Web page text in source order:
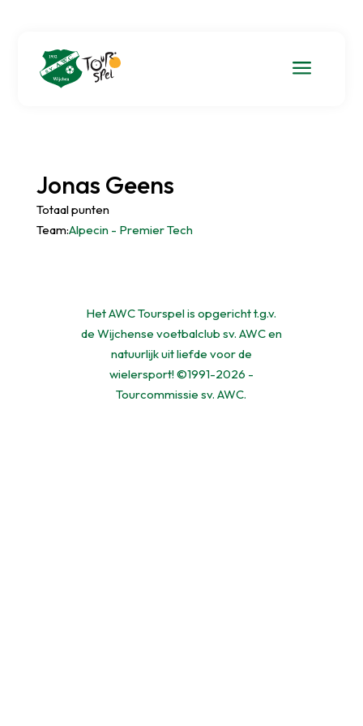
a
Jonas Geens
Totaal punten
Team:Alpecin - Premier Tech
Het AWC Tourspel is opgericht t.g.v.
de Wijchense voetbalclub sv. AWC en
natuurlijk uit liefde voor de
wielersport! ©1991-2026 -
Tourcommissie sv. AWC.